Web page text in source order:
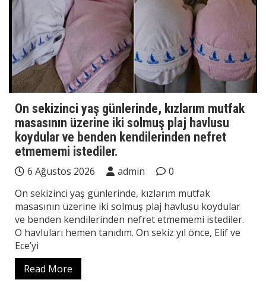
On sekizinci yaş günlerinde, kızlarım mutfak
masasının üzerine iki solmuş plaj havlusu
koydular ve benden kendilerinden nefret
etmememi istediler.
6 Ağustos 2026 admin
0
On sekizinci yaş günlerinde, kızlarım mutfak
masasının üzerine iki solmuş plaj havlusu koydular
ve benden kendilerinden nefret etmememi istediler.
O havluları hemen tanıdım. On sekiz yıl önce, Elif ve
Ece’yi
Read More